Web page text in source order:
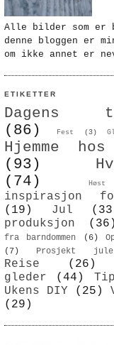
Alle bilder som er
denne bloggen er
om ikke annet er
ETIKETTER
Dagens
(86)
Fest (3)
Hjemme
(93)
(74)
Høst
inspirasjon
(19)
Jul
produksjon
(36)
fra barndommen
(6)
(7)
Prosjekt
Reise (26)
gleder
(44)
Ukens DIY
(25)
(29)